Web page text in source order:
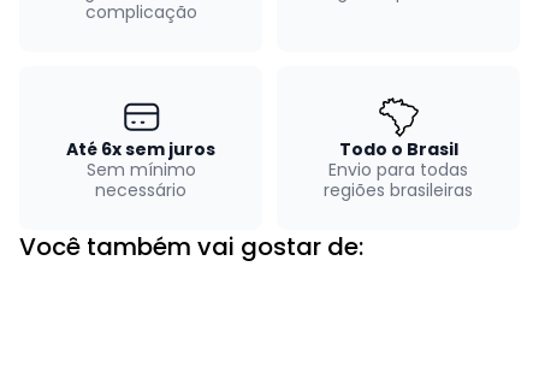
complicação
Até 6x sem juros
Sem mínimo
necessário
Todo o Brasil
Envio para todas
regiões brasileiras
Você também vai gostar de: